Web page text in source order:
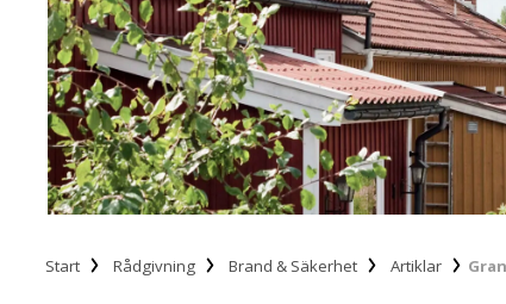
Start Rådgivning Brand & Säkerhet Artiklar